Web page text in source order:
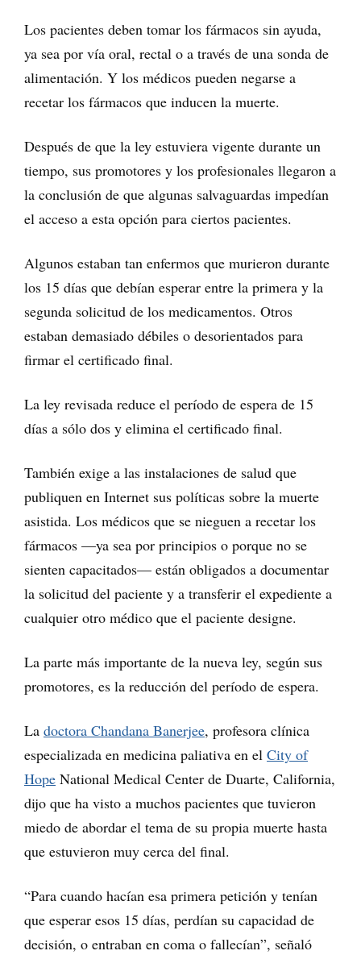
Los pacientes deben tomar los fármacos sin ayuda,
ya sea por vía oral, rectal o a través de una sonda de
alimentación. Y los médicos pueden negarse a
recetar los fármacos que inducen la muerte.
Después de que la ley estuviera vigente durante un
tiempo, sus promotores y los profesionales llegaron a
la conclusión de que algunas salvaguardas impedían
el acceso a esta opción para ciertos pacientes.
Algunos estaban tan enfermos que murieron durante
los 15 días que debían esperar entre la primera y la
segunda solicitud de los medicamentos. Otros
estaban demasiado débiles o desorientados para
firmar el certificado final.
La ley revisada reduce el período de espera de 15
días a sólo dos y elimina el certificado final.
También exige a las instalaciones de salud que
publiquen en Internet sus políticas sobre la muerte
asistida. Los médicos que se nieguen a recetar los
fármacos —ya sea por principios o porque no se
sienten capacitados— están obligados a documentar
la solicitud del paciente y a transferir el expediente a
cualquier otro médico que el paciente designe.
La parte más importante de la nueva ley, según sus
promotores, es la reducción del período de espera.
La doctora Chandana Banerjee, profesora clínica
especializada en medicina paliativa en el City of
Hope National Medical Center de Duarte, California,
dijo que ha visto a muchos pacientes que tuvieron
miedo de abordar el tema de su propia muerte hasta
que estuvieron muy cerca del final.
“Para cuando hacían esa primera petición y tenían
que esperar esos 15 días, perdían su capacidad de
decisión, o entraban en coma o fallecían”, señaló